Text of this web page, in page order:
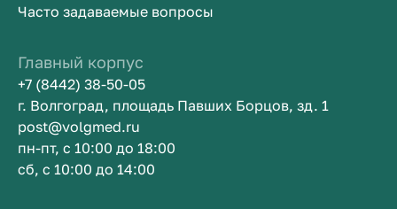
Часто задаваемые вопросы
Главный корпус
+7 (8442) 38-50-05
г. Волгоград, площадь Павших Борцов, зд. 1
post@volgmed.ru
пн-пт, с 10:00 до 18:00
сб, с 10:00 до 14:00